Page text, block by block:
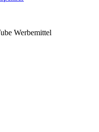
Werbemittel